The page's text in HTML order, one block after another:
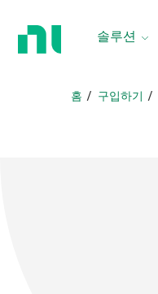
솔루션
홈 구입하기